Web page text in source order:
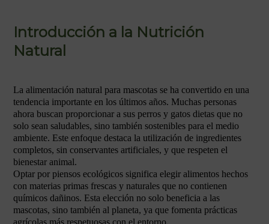
Introducción a la Nutrición
Natural
La alimentación natural para mascotas se ha convertido en una
tendencia importante en los últimos años. Muchas personas
ahora buscan proporcionar a sus perros y gatos dietas que no
solo sean saludables, sino también sostenibles para el medio
ambiente. Este enfoque destaca la utilización de ingredientes
completos, sin conservantes artificiales, y que respeten el
bienestar animal.
Optar por piensos ecológicos significa elegir alimentos hechos
con materias primas frescas y naturales que no contienen
químicos dañinos. Esta elección no solo beneficia a las
mascotas, sino también al planeta, ya que fomenta prácticas
agrícolas más respetuosas con el entorno.